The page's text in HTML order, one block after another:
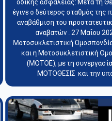
οδικής ασφάλειας: Μετά τη
έγινε ο δεύτερος σταθμός της
αναβάθμιση του
αναβατών . 27 Μαΐου
Μοτοσυκλετιστική
και η Μοτοσυκλετιστική
(ΜΟΤΟΕ), με τη συνεργασία
ΜΟΤΟΘΕΣΙΣ και την